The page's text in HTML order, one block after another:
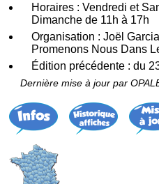
Horaires : Vendredi et
Dimanche de 11h à 17h
Organisation : Joël
Promenons Nous Dans
Édition précédente : du
Dernière mise à jour par